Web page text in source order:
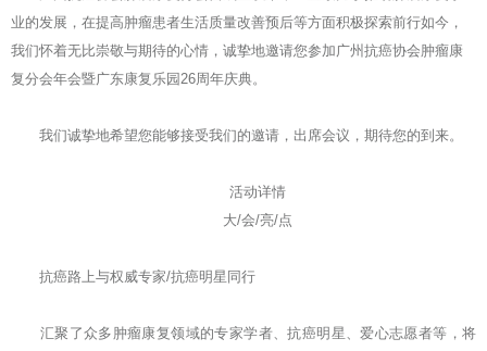
业的发展，在提高肿瘤患者生活质量改善预后等方面积极探索前行如今，
我们怀着无比崇敬与期待的心情，诚挚地邀请您参加广州抗癌协会肿瘤康
复分会年会暨广东康复乐园26周年庆典。
我们诚挚地希望您能够接受我们的邀请，出席会议，期待您的到来。
活动详情
大/会/亮/点
抗癌路上与权威专家/抗癌明星同行
汇聚了众多肿瘤康复领域的专家学者、抗癌明星、爱心志愿者等，将